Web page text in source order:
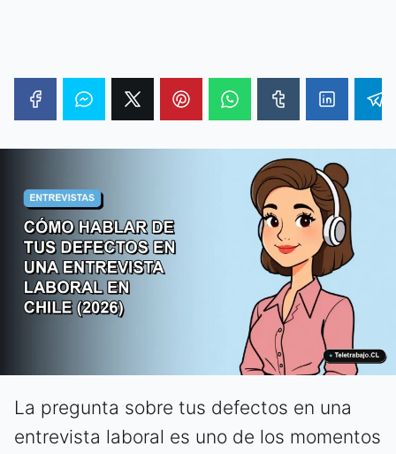
La pregunta sobre tus defectos en una
entrevista laboral es uno de los momentos